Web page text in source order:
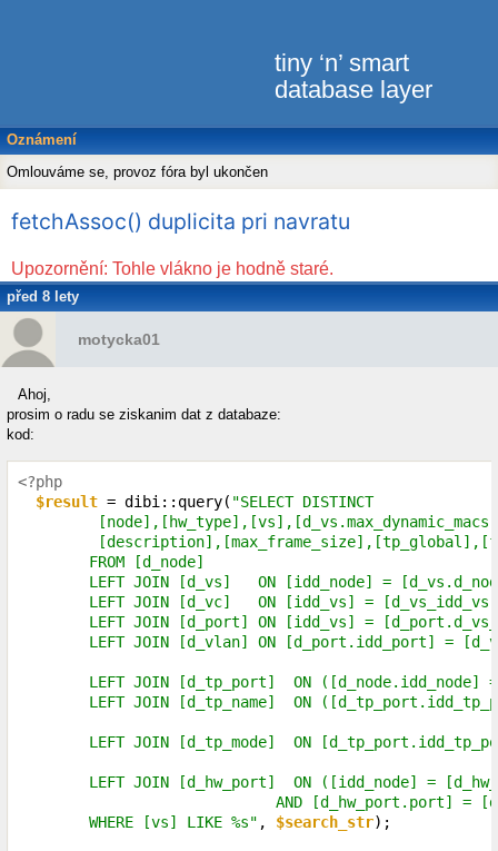
tiny ‘n’ smart
database layer
Oznámení
Omlouváme se, provoz fóra byl ukončen
fetchAssoc() duplicita pri navratu
Upozornění: Tohle vlákno je hodně staré.
před 8 lety
motycka01
Ahoj,
prosim o radu se ziskanim dat z databaze:
kod:
<?php
$result = dibi::query( "SELECT DISTINCT
        FROM [d_node]
LEFT JOIN [d_vs]   ON [idd_node] =
        LEFT JOIN [d_vc]   ON [idd_vs] = [d_vs_idd_vs]
LEFT JOIN [d_port] ON [idd_vs] =
LEFT JOIN [d_vlan] ON [d_port.idd_port] =
LEFT JOIN [d_tp_port]  ON ([d_node.idd_node]
LEFT JOIN [d_tp_name]  ON
LEFT JOIN [d_tp_mode]  ON
LEFT JOIN [d_hw_port]  ON ([idd_node] =
AND [d_hw_port.port] =
        WHERE [vs] LIKE %s"
, $search_str);